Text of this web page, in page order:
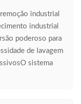
industrial
industrial
poderoso para
de lavagem
sistema